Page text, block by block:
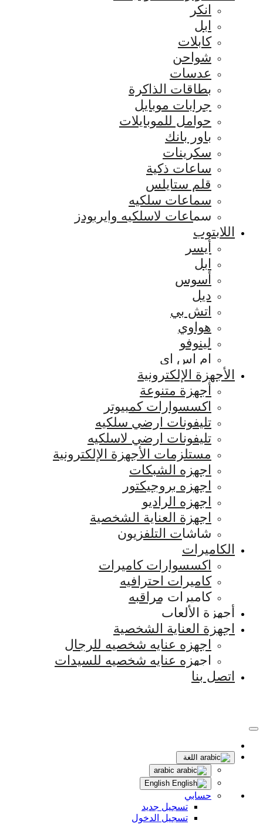
انكر
ابل
كابلات
شواحن
عدسات
بطاقات الذاكرة
جرابات موبايل
حوامل للموبايلات
باور بانك
سكرينات
ساعات ذكية
قلم ستايلس
سماعات سلكيه
سماعات لاسلكيه وايربودز
اللابتوب
أيسر
ابل
أسوس
ديل
اتش بي
هواوي
لينوفو
ام اس اي
الأجهزة الإلكترونية
أجهزة متنوعة
اكسسوارات كمبيوتر
تليفونات ارضي سلكيه
تليفونات ارضي لاسلكيه
مستلزمات الأجهزة الإلكترونية
اجهزه الشبكات
اجهزه بروجيكتور
اجهزه الراديو
اجهزة العناية الشخصية
شاشات التلفزيون
الكاميرات
اكسسوارات كاميرات
كاميرات احترافيه
كاميرات مراقبه
أجهزة الألعاب
اجهزة العناية الشخصية
اجهزه عنايه شخصيه للرجال
اجهزه عنايه شخصيه للسيدات
اتصل بنا
اللغة
حسابي
تسجيل جديد
تسجيل الدخول